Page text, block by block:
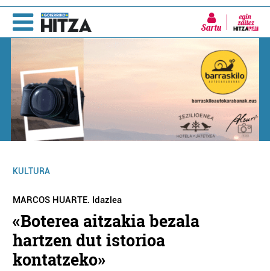
Sartu
KULTURA
MARCOS HUARTE. Idazlea
«Boterea aitzakia bezala
hartzen dut istorioa
kontatzeko»